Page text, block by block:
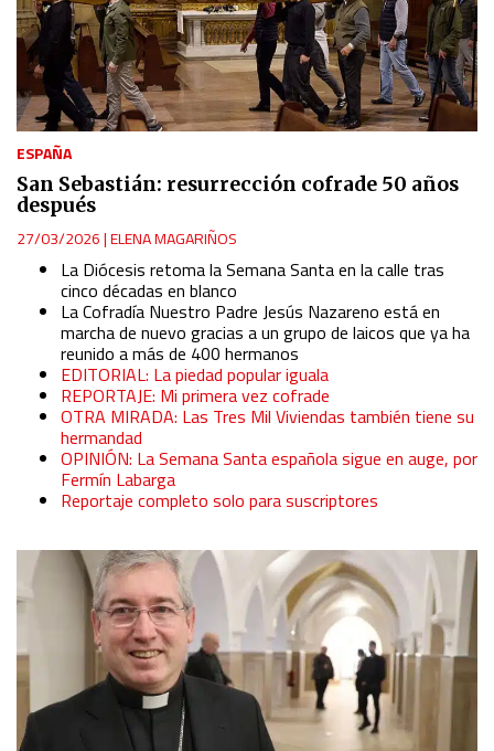
ESPAÑA
San Sebastián: resurrección cofrade 50 años
después
27/03/2026|ELENA MAGARIÑOS
La Diócesis retoma la Semana Santa en la calle tras
cinco décadas en blanco
La Cofradía Nuestro Padre Jesús Nazareno está en
marcha de nuevo gracias a un grupo de laicos que ya ha
reunido a más de 400 hermanos
EDITORIAL: La piedad popular iguala
REPORTAJE: Mi primera vez cofrade
OTRA MIRADA: Las Tres Mil Viviendas también tiene su
hermandad
OPINIÓN: La Semana Santa española sigue en auge, por
Fermín Labarga
Reportaje completo solo para suscriptores